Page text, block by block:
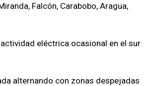
Falcón, Carabobo, Aragua,
eléctrica ocasional en el sur
alternando con zonas despejadas